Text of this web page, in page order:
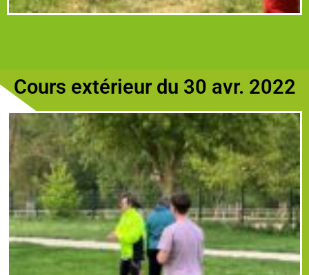
Cours extérieur du 30 avr. 2022